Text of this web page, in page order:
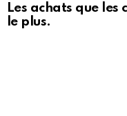
Les achats que
le plus.